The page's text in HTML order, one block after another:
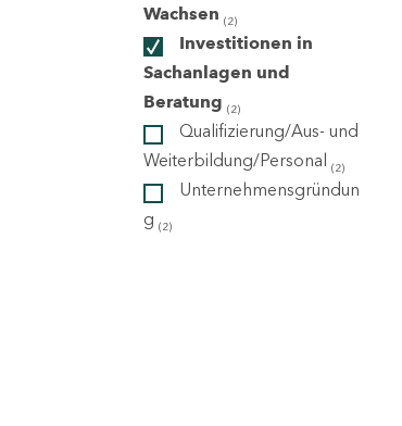
Wachsen (2)
Investitionen in
Sachanlagen und
Beratung (2)
Qualifizierung/Aus- und
Weiterbildung/Personal (2)
Unternehmensgründun
g (2)